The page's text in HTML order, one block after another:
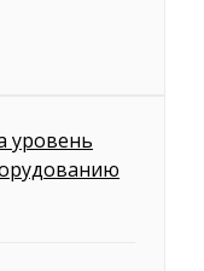
уровень